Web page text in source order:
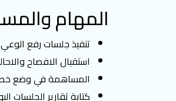
المهام
تنفيذ جلسات رفع
استقبال الافصاح
المساهمة في وضع
كتابة تقارير الجلسات